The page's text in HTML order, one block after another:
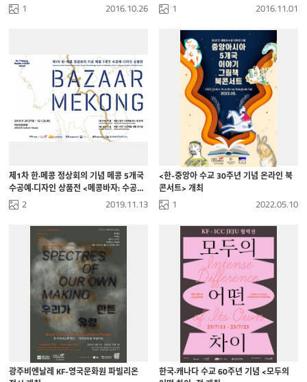
1 2016.10.26 1 2016.11.01
제1차 한·메콩 정상회의 기념 메콩 5개국
수공예·디자인 상품전 <메콩바자: 수공예
품과 디자인상품>
2 2019.11.13
<한-중앙아 수교 30주년 기념 온라인 북
콘서트> 개최
1 2022.05.10
광주비엔날레 KF-영국문화원 파빌리온
한국·캐나다 수교 60주년 기념 <모두의